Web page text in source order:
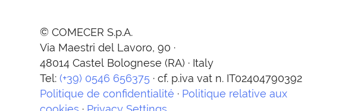
© COMECER S.p.A.
Via Maestri del Lavoro, 90 ·
48014 Castel Bolognese (RA) · Italy
Tel:(+39) 0546 656375 · cf. p.iva vat n. IT02404790392
Politique de confidentialité · Politique relative aux